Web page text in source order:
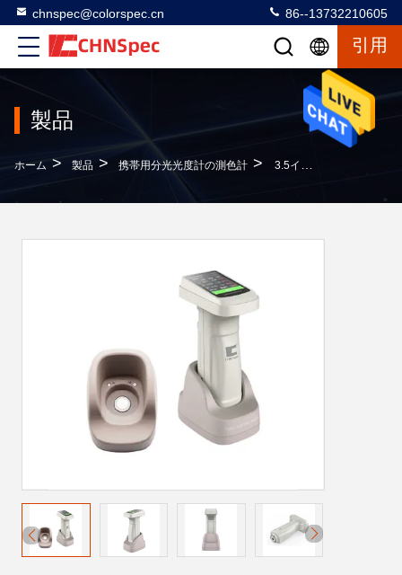
chnspec@colorspec.cn 86--13732210605
引用
製品
ホーム > 製品 > 携帯用分光光度計の測色計 > 3.5インチはプラスチック塗る企業のためのタッチ画面の携帯用色の一致の分光光度計を